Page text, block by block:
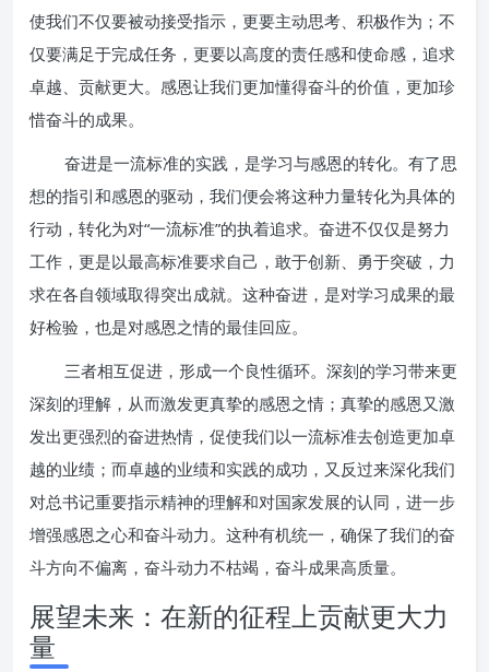
使我们不仅要被动接受指示，更要主动思考、积极作为；不
仅要满足于完成任务，更要以高度的责任感和使命感，追求
卓越、贡献更大。感恩让我们更加懂得奋斗的价值，更加珍
惜奋斗的成果。
奋进是一流标准的实践，是学习与感恩的转化。有了思
想的指引和感恩的驱动，我们便会将这种力量转化为具体的
行动，转化为对“一流标准”的执着追求。奋进不仅仅是努力
工作，更是以最高标准要求自己，敢于创新、勇于突破，力
求在各自领域取得突出成就。这种奋进，是对学习成果的最
好检验，也是对感恩之情的最佳回应。
三者相互促进，形成一个良性循环。深刻的学习带来更
深刻的理解，从而激发更真挚的感恩之情；真挚的感恩又激
发出更强烈的奋进热情，促使我们以一流标准去创造更加卓
越的业绩；而卓越的业绩和实践的成功，又反过来深化我们
对总书记重要指示精神的理解和对国家发展的认同，进一步
增强感恩之心和奋斗动力。这种有机统一，确保了我们的奋
斗方向不偏离，奋斗动力不枯竭，奋斗成果高质量。
展望未来：在新的征程上贡献更大力
量